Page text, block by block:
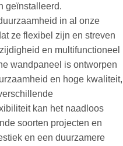
geïnstalleerd.
in al onze
ze flexibel zijn en streven
en multifunctioneel
wandpaneel is ontworpen
en hoge kwaliteit,
kan het naadloos
soorten projecten en
en een duurzamere